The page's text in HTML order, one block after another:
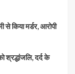
से किया मर्डर, आरोपी
श्रद्धांजलि, दर्द के